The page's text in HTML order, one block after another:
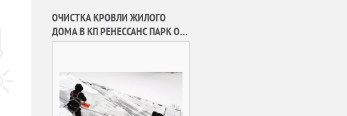
ОЧИСТКА КРОВЛИ ЖИЛОГО
ДОМА В КП РЕНЕССАНС ПАРК ОТ
СНЕГА И НАЛЕДИ